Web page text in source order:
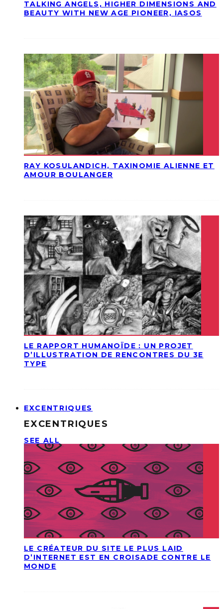
TALKING ANGELS, HIGHER DIMENSIONS AND
BEAUTY WITH NEW AGE PIONEER, IASOS
RAY KOSULANDICH, TAXINOMIE ALIENNE ET
AMOUR BOULANGER
LE RAPPORT HUMANOÏDE : UN PROJET
D’ILLUSTRATION DE RENCONTRES DU 3E
TYPE
EXCENTRIQUES
EXCENTRIQUES
SEE ALL
LE CRÉATEUR DU SITE LE PLUS LAID
D’INTERNET EST EN CROISADE CONTRE LE
MONDE